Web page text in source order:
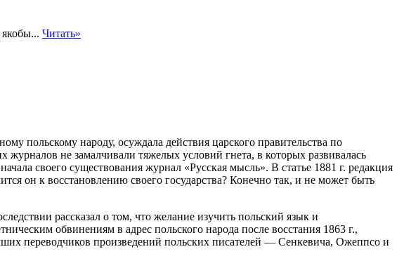
Читать»
польскому народу, осуждала действия царского правительства по
не замалчивали тяжелых условий гнета, в которых развивалась
своего существования журнал «Русская мысль». В статье 1881 г. редакция
он к восстановлению своего государства? Конечно так, и не может быть
рассказал о том, что желание изучить польский язык и
обвинениям в адрес польского народа после восстания 1863 г.,
переводчиков произведений польских писателей — Сенкевича, Ожеппсо и